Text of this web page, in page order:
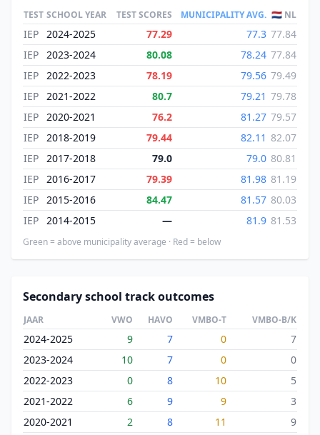
TEST SCHOOL YEAR TEST SCORES MUNICIPALITY AVG. 🇳🇱 NL
IEP 2024-2025 77.29 77.3 77.84
IEP 2023-2024 80.08 78.24 77.84
IEP 2022-2023 78.19 79.56 79.49
IEP 2021-2022 80.7 79.21 79.78
IEP 2020-2021 76.2 81.27 79.57
IEP 2018-2019 79.44 82.11 82.07
IEP 2017-2018 79.0 79.0 80.81
IEP 2016-2017 79.39 81.98 81.19
IEP 2015-2016 84.47 81.57 80.03
IEP 2014-2015 — 81.9 81.53
Green = above municipality average · Red = below
Secondary school track outcomes
JAAR VWO HAVO VMBO-T VMBO-B/K
2024-2025 9 7 0
7
2023-2024
10 7 0
0
2022-2023
0 8 10
5
2021-2022
6 9 9
3
2020-2021
2 8 11
9